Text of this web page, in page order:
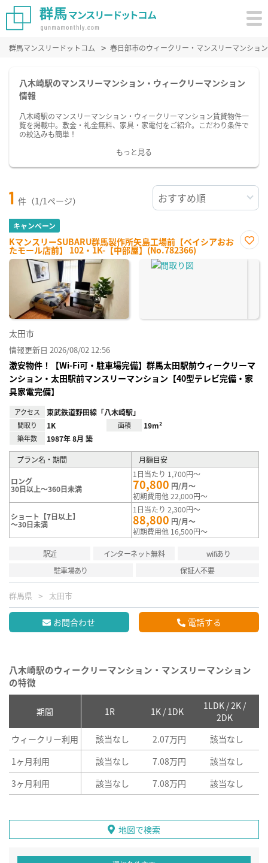
群馬マンスリードットコム 春日部市のウィークリー・マンスリーマンショ
八木崎駅のマンスリーマンション・ウィークリーマンション
情報
八木崎駅のマンスリーマンション・ウィークリーマンション賃貸物件一
覧を掲載中。敷金・礼金無料、家具・家電付をご紹介。こだわり条件で
の絞込みも簡単！
もっと見る
1 件（1/1ページ）
キャンペーン
KマンスリーSUBARU群馬製作所矢島工場前【ベイシアおお
たモール店前】 102・1K-【中部屋】(No.782366)
に入
太田市
情報更新日 2026/08/02 12:56
激安物件！【Wi-Fi可・駐車場完備】群馬太田駅前ウィークリーマ
ンション・太田駅前マンスリーマンション【40型テレビ完備・家
具家電完備】
アクセス 東武鉄道野田線「八木崎駅」
間取り 1K 面積 19m²
築年数 1987年 8月 築
プラン名・期間 月額目安
ロング
30日以上～360日未満
1日当たり 1,700円～
70,800 円/月～
初期費用他 22,000円～
ショート【7日以上】
～30日未満
1日当たり 2,300円～
88,800 円/月～
初期費用他 16,500円～
駅近 インターネット無料
wifiあり
駐車場あり
保証人不要
群馬県 太田市
お問合わせ 電話する
八木崎駅のウィークリーマンション・マンスリーマンション
の特徴
期間 1R 1K / 1DK
1LDK / 2K /
2DK
ウィークリー利用 該当なし 2.07万円 該当なし
1ヶ月利用
該当なし 7.08万円 該当なし
3ヶ月利用
該当なし 7.08万円 該当なし
地図で検索